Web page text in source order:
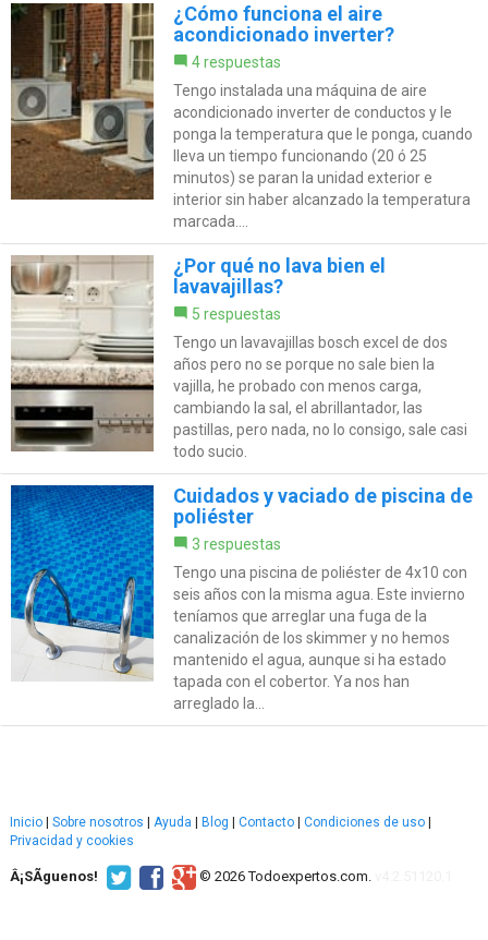
¿Cómo funciona el aire
acondicionado inverter?
4 respuestas
Tengo instalada una máquina de aire
acondicionado inverter de conductos y le
ponga la temperatura que le ponga, cuando
lleva un tiempo funcionando (20 ó 25
minutos) se paran la unidad exterior e
interior sin haber alcanzado la temperatura
marcada....
¿Por qué no lava bien el
lavavajillas?
5 respuestas
Tengo un lavavajillas bosch excel de dos
años pero no se porque no sale bien la
vajilla, he probado con menos carga,
cambiando la sal, el abrillantador, las
pastillas, pero nada, no lo consigo, sale casi
todo sucio.
Cuidados y vaciado de piscina de
poliéster
3 respuestas
Tengo una piscina de poliéster de 4x10 con
seis años con la misma agua. Este invierno
teníamos que arreglar una fuga de la
canalización de los skimmer y no hemos
mantenido el agua, aunque si ha estado
tapada con el cobertor. Ya nos han
arreglado la...
Inicio Sobre nosotros Ayuda Blog Contacto Condiciones de uso
Privacidad y cookies
Â¡SÃ­guenos! © 2026 Todoexpertos.com.